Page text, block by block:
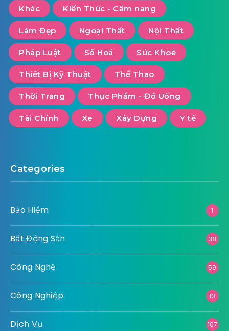
Khác Kiến Thức - Cẩm nang
Làm Đẹp Ngoại Thất Nội Thất
Pháp Luật Số Hoá Sức Khoẻ
Thiết Bị Kỹ Thuật Thể Thao
Thời Trang Thực Phẩm - Đồ Uống
Tài Chính Xe Xây Dựng Y tế
Categories
Bảo Hiểm 1
Bất Động Sản 38
Công Nghệ 59
Công Nghiệp 10
Dịch Vụ 107